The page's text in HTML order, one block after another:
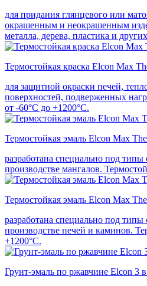
для придания глянцевого или
окрашенным и неокрашенным
металла, дерева, пластика и
Термостойкая краска Elcon Max
для защитной окраски печей,
поверхностей, подверженных
от -60°С до +1200°С.
Термостойкая эмаль Elcon Max
разработана специально под
производстве мангалов.
Термостойкая эмаль Elcon Max
разработана специально под
производстве печей и каминов.
+1200°С.
Грунт-эмаль по ржавчине Elcon 3 в